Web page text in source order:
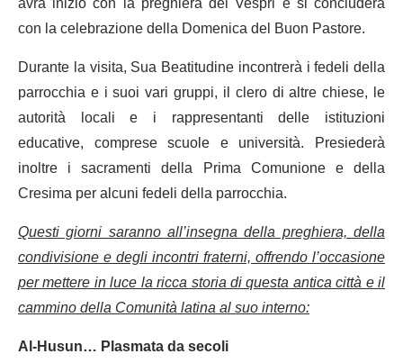
con la celebrazione della Domenica del Buon Pastore.
Durante la visita, Sua Beatitudine incontrerà i fedeli della
parrocchia e i suoi vari gruppi, il clero di altre chiese, le
autorità locali e i rappresentanti delle istituzioni
educative, comprese scuole e università. Presiederà
inoltre i sacramenti della Prima Comunione e della
Cresima per alcuni fedeli della parrocchia.
Questi giorni saranno all’insegna della preghiera, della
condivisione e degli incontri fraterni, offrendo l’occasione
per mettere in luce la ricca storia di questa antica città e il
cammino della Comunità latina al suo interno:
Al-Husun… Plasmata da secoli